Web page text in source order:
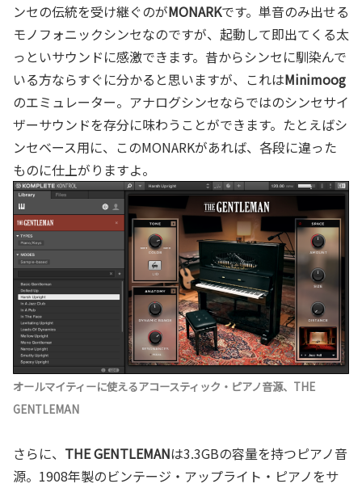
ンセの伝統を受け継ぐのがMONARKです。単音のみ出せる
モノフォニックシンセなのですが、起動して即出てくる太
っといサウンドに感激できます。昔からシンセに馴染んで
いる方ならすぐに分かると思いますが、これはMinimoog
のエミュレーター。アナログシンセならではのシンセサイ
ザーサウンドを存分に味わうことができます。たとえばシ
ンセベース用に、このMONARKがあれば、各段に違った
ものに仕上がりますよ。
オールマイティーに使えるアコースティック・ピアノ音源、THE
GENTLEMAN
さらに、 THE GENTLEMANは3.3GBの容量を持つピアノ音
源。1908年製のビンテージ・アップライト・ピアノをサ